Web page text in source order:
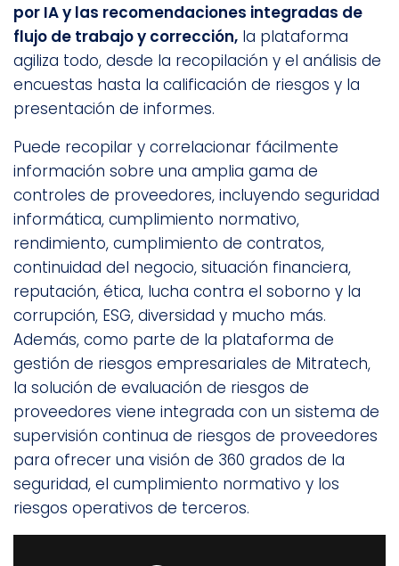
por IA y las recomendaciones integradas de
flujo de trabajo y corrección, la plataforma
agiliza todo, desde la recopilación y el análisis de
encuestas hasta la calificación de riesgos y la
presentación de informes.
Puede recopilar y correlacionar fácilmente
información sobre una amplia gama de
controles de proveedores, incluyendo seguridad
informática, cumplimiento normativo,
rendimiento, cumplimiento de contratos,
continuidad del negocio, situación financiera,
reputación, ética, lucha contra el soborno y la
corrupción, ESG, diversidad y mucho más.
Además, como parte de la plataforma de
gestión de riesgos empresariales de Mitratech,
la solución de evaluación de riesgos de
proveedores viene integrada con un sistema de
supervisión continua de riesgos de proveedores
para ofrecer una visión de 360 grados de la
seguridad, el cumplimiento normativo y los
riesgos operativos de terceros.